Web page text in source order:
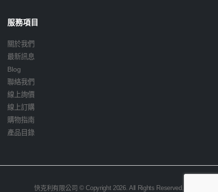
服務項目
關於我們
最新訊息
Blog
聯絡我們
線上詢價
線上訂購
購物指南
產品目錄
快克利有限公司 © Copyright 2026. All Rights Reserved.